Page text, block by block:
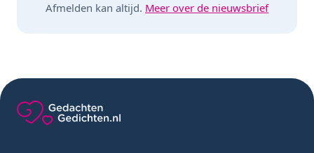
Afmelden kan altijd. Meer over de nieuwsbrief